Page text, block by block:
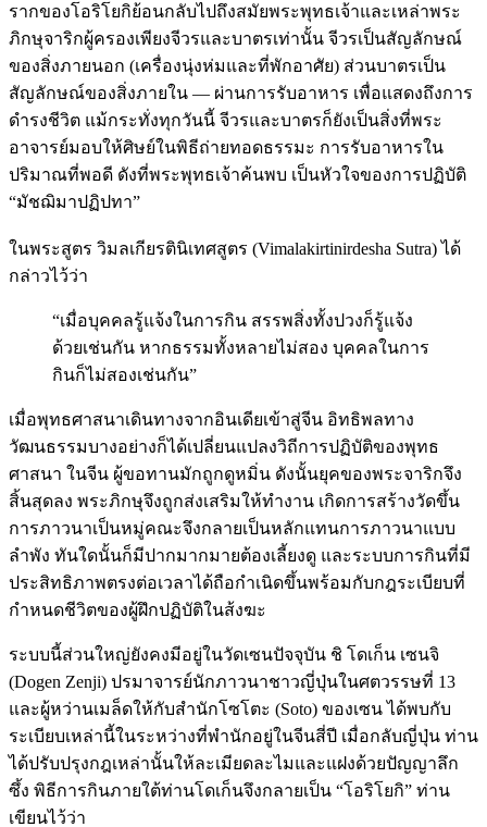
รากของโอริโยกิย้อนกลับไปถึงสมัยพระพุทธเจ้าและเหล่าพระ
ภิกษุจาริกผู้ครองเพียงจีวรและบาตรเท่านั้น จีวรเป็นสัญลักษณ์
ของสิ่งภายนอก (เครื่องนุ่งห่มและที่พักอาศัย) ส่วนบาตรเป็น
สัญลักษณ์ของสิ่งภายใน — ผ่านการรับอาหาร เพื่อแสดงถึงการ
ดำรงชีวิต แม้กระทั่งทุกวันนี้ จีวรและบาตรก็ยังเป็นสิ่งที่พระ
อาจารย์มอบให้ศิษย์ในพิธีถ่ายทอดธรรมะ การรับอาหารใน
ปริมาณที่พอดี ดังที่พระพุทธเจ้าค้นพบ เป็นหัวใจของการปฏิบัติ
“มัชฌิมาปฏิปทา”
ในพระสูตร วิมลเกียรตินิเทศสูตร (Vimalakirtinirdesha Sutra) ได้
กล่าวไว้ว่า
“เมื่อบุคคลรู้แจ้งในการกิน สรรพสิ่งทั้งปวงก็รู้แจ้ง
ด้วยเช่นกัน หากธรรมทั้งหลายไม่สอง บุคคลในการ
กินก็ไม่สองเช่นกัน”
เมื่อพุทธศาสนาเดินทางจากอินเดียเข้าสู่จีน อิทธิพลทาง
วัฒนธรรมบางอย่างก็ได้เปลี่ยนแปลงวิถีการปฏิบัติของพุทธ
ศาสนา ในจีน ผู้ขอทานมักถูกดูหมิ่น ดังนั้นยุคของพระจาริกจึง
สิ้นสุดลง พระภิกษุจึงถูกส่งเสริมให้ทำงาน เกิดการสร้างวัดขึ้น
การภาวนาเป็นหมู่คณะจึงกลายเป็นหลักแทนการภาวนาแบบ
ลำพัง ทันใดนั้นก็มีปากมากมายต้องเลี้ยงดู และระบบการกินที่มี
ประสิทธิภาพตรงต่อเวลาได้ถือกำเนิดขึ้นพร้อมกับกฎระเบียบที่
กำหนดชีวิตของผู้ฝึกปฏิบัติในส้งฆะ
ระบบนี้ส่วนใหญ่ยังคงมีอยู่ในวัดเซนปัจจุบัน ชิ โดเก็น เซนจิ
(Dogen Zenji) ปรมาจารย์นักภาวนาชาวญี่ปุ่นในศตวรรษที่ 13
และผู้หว่านเมล็ดให้กับสำนักโซโตะ (Soto) ของเซน ได้พบกับ
ระเบียบเหล่านี้ในระหว่างที่พำนักอยู่ในจีนสี่ปี เมื่อกลับญี่ปุ่น ท่าน
ได้ปรับปรุงกฎเหล่านั้นให้ละเมียดละไมและแฝงด้วยปัญญาลึก
ซึ้ง พิธีการกินภายใต้ท่านโดเก็นจึงกลายเป็น “โอริโยกิ” ท่าน
เขียนไว้ว่า